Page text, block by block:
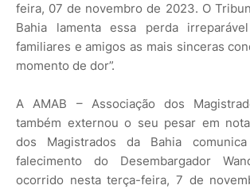
feira, 07 de novembro de 2023. O
Bahia lamenta essa perda
familiares e amigos as mais sinceras
momento de dor”.
A AMAB – Associação dos
também externou o seu pesar em
dos Magistrados da Bahia
falecimento do Desembargador
ocorrido nesta terça-feira, 7 de